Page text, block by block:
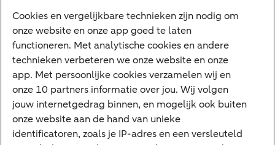
Digitale diensten
Internet Bankieren
ABN AMRO app
Tikkie
Apple Pay
Google Pay
Cookies en vergelijkbare technieken zijn nodig om
onze website en onze app goed te laten
functioneren. Met analytische cookies en andere
technieken verbeteren we onze website en onze
app. Met persoonlijke cookies verzamelen wij en
onze 10 partners informatie over jou. Wij volgen
jouw internetgedrag binnen, en mogelijk ook buiten
onze website aan de hand van unieke
identificatoren, zoals je IP-adres en een versleuteld